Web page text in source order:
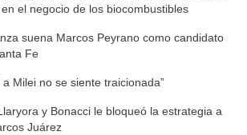
el negocio de los biocombustibles
suena Marcos Peyrano como candidato
Fe
Milei no se siente traicionada”
y Bonacci le bloqueó la estrategia a
Juárez